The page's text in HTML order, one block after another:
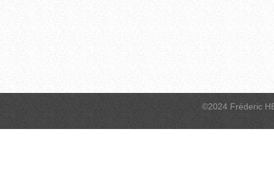
©2024 Fréderic